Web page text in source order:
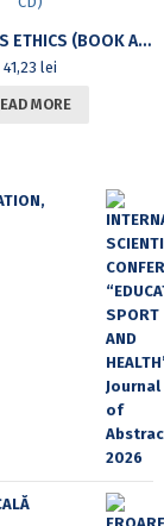
ARISTOTLE’S ETHICS (BOOK AND CD)
41,23lei
MORE